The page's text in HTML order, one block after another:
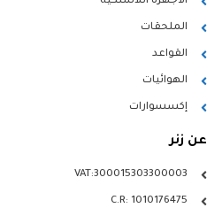
الملحقات
القواعد
الهوائيات
إكسسوارات
عن زنر
VAT:300015303300003
C.R: 1010176475